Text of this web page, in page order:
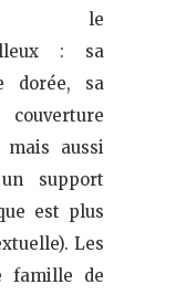
le
: sa
dorée, sa
aussi
support
est plus
Les
famille de